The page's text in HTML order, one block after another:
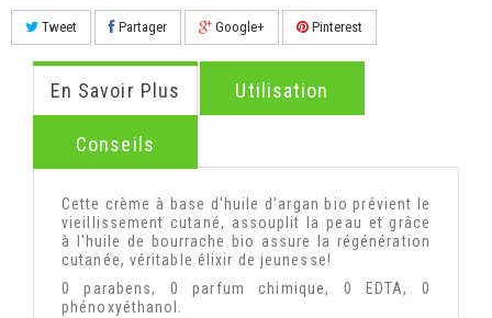
Tweet Partager Google+ Pinterest
En Savoir Plus Utilisation
Conseils
Cette crème à base d'huile d'argan bio prévient le
vieillissement cutané, assouplit la peau et grâce
à l'huile de bourrache bio assure la régénération
cutanée, véritable élixir de jeunesse!
0 parabens, 0 parfum chimique, 0 EDTA, 0
phénoxyéthanol.